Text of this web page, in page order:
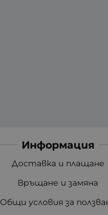
Информация
Доставка и плащане
Връщане и замяна
Общи условия за